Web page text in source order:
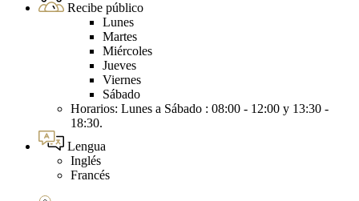
Recibe público
Lunes
Martes
Miércoles
Jueves
Viernes
Sábado
Horarios: Lunes a Sábado : 08:00 - 12:00 y 13:30 -
18:30.
Lengua
Inglés
Francés